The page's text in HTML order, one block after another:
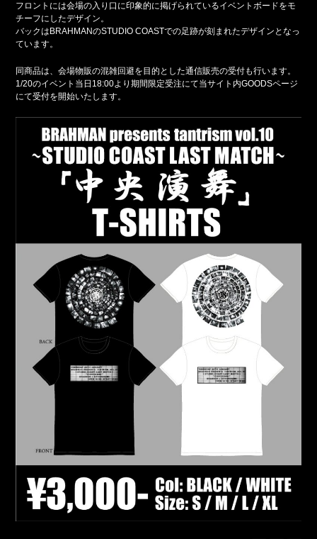
フロントには会場の入り口に印象的に掲げられているイベントボードをモ
チーフにしたデザイン。
バックはBRAHMANのSTUDIO COASTでの足跡が刻まれたデザインとなっ
ています。
同商品は、会場物販の混雑回避を目的とした通信販売の受付も行います。
1/20のイベント当日18:00より期間限定受注にて当サイト内GOODSページ
にて受付を開始いたします。